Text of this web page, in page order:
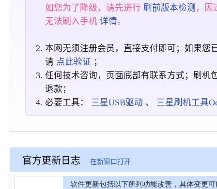
如您为了降级，请先进行刷前版本检测 ，因
无法刷入手机详情。
本网无须注册会员，直接支付即可；如果您
请 点此验证 ；
任何技术咨询，页面底部有联系方式；刷机
退款；
必要工具： 三星USB驱动 、 三星刷机工具
官方更新日志 在新窗口打开